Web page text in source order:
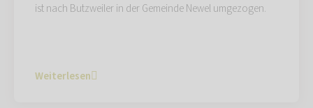
ist nach Butzweiler in der Gemeinde Newel umgezogen.
Weiterlesen